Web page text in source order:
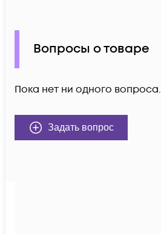
Вопросы о товаре
Пока нет ни одного вопроса.
Задать вопрос